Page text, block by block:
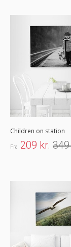
Children on station
Fra 209 kr.